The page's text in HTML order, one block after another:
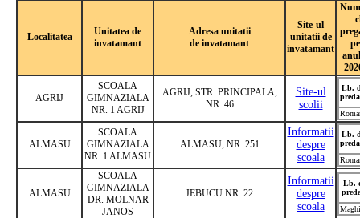
Localitatea
Unitatea de
invatamant
Adresa unitatii
de invatamant
Site-ul
unitatii de
invatamant
AGRIJ
SCOALA
GIMNAZIALA
NR. 1 AGRIJ
AGRIJ, STR. PRINCIPALA,
NR. 46
Site-ul
scolii
Lb.
ALMASU
SCOALA
GIMNAZIALA
NR. 1 ALMASU
ALMASU, NR. 251
Informatii
despre
scoala
Lb.
ALMASU
SCOALA
GIMNAZIALA
DR. MOLNAR
JANOS
JEBUCU NR. 22
Informatii
despre
scoala
Lb.